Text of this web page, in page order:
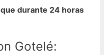
durante 24 horas
Gotelé: